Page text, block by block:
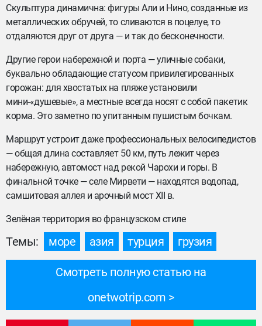
Скульптура динамична: фигуры Али и Нино, созданные из
металлических обручей, то сливаются в поцелуе, то
отдаляются друг от друга — и так до бесконечности.
Другие герои набережной и порта — уличные собаки,
буквально обладающие статусом привилегированных
горожан: для хвостатых на пляже установили
мини-«душевые», а местные всегда носят с собой пакетик
корма. Это заметно по упитанным пушистым бочкам.
Маршрут устроит даже профессиональных велосипедистов
— общая длина составляет 50 км, путь лежит через
набережную, автомост над рекой Чарохи и горы. В
финальной точке — селе Мирвети — находятся водопад,
самшитовая аллея и арочный мост XII в.
Зелёная территория во французском стиле
Темы: море азия турция грузия
Смотреть полную статью на
onetwotrip.com